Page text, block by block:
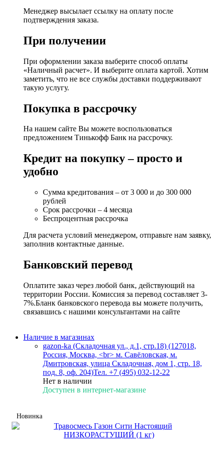
Менеджер высылает ссылку на оплату после
подтверждения заказа.
При получении
При оформлении заказа выберите способ оплаты
«Наличный расчет». И выберите оплата картой. Хотим
заметить, что не все службы доставки поддерживают
такую услугу.
Покупка в рассрочку
На нашем сайте Вы можете воспользоваться
предложением Тинькофф Банк на рассрочку.
Кредит на покупку – просто и
удобно
Сумма кредитования – от 3 000 и до 300 000
рублей
Срок рассрочки – 4 месяца
Беспроцентная рассрочка
Для расчета условий менеджером, отправьте нам заявку,
заполнив контактные данные.
Банковский перевод
Оплатите заказ через любой банк, действующий на
территории России. Комиссия за перевод составляет 3-
7%.Бланк банковского перевода вы можете получить,
связавшись с нашими консультантами на сайте
Наличие в магазинах
gazon-ka (Складочная ул., д.1, стр.18) (127018,
Россия, Москва, <br> м. Савёловская, м.
Дмитровская, улица Складочная, дом 1, стр. 18,
под. 8, оф. 204)Тел. +7 (495) 032-12-22
Нет в наличии
Доступен в интернет-магазине
Новинка